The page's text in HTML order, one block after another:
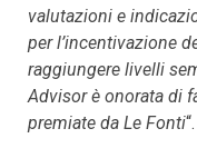
valutazioni e
per l’incentivazione
raggiungere livelli
Advisor è onorata di
premiate da Le Fonti“.